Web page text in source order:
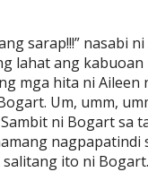
sarap!!!” nasabi
lahat ang kabuoan
mga hita ni Aileen
Um, umm,
ni Bogart sa
nagpapatindi
ito ni